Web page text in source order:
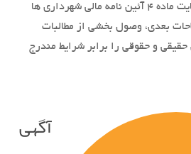
ش مورخ 97/5/29) و رعایت ماده 4 آئین نامه مالی شهرداری ها
46 با اصلاحات بعدی، وصول بخشی از مطالبات
و حقوقی را برابر شرایط مندرج
آگهی